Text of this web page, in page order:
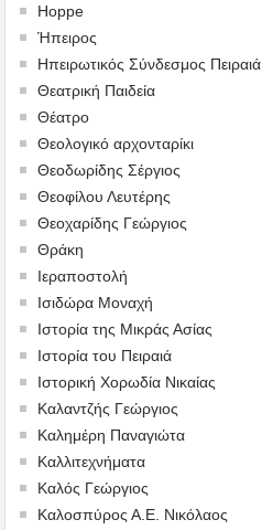
Hoppe
Ήπειρος
Ηπειρωτικός Σύνδεσμος Πειραιά
Θεατρική Παιδεία
Θέατρο
Θεολογικό αρχονταρίκι
Θεοδωρίδης Σέργιος
Θεοφίλου Λευτέρης
Θεοχαρίδης Γεώργιος
Θράκη
Ιεραποστολή
Ισιδώρα Μοναχή
Ιστορία της Μικράς Ασίας
Ιστορία του Πειραιά
Ιστορική Χορωδία Νικαίας
Καλαντζής Γεώργιος
Καλημέρη Παναγιώτα
Καλλιτεχνήματα
Καλός Γεώργιος
Καλοσπύρος Α.Ε. Νικόλαος